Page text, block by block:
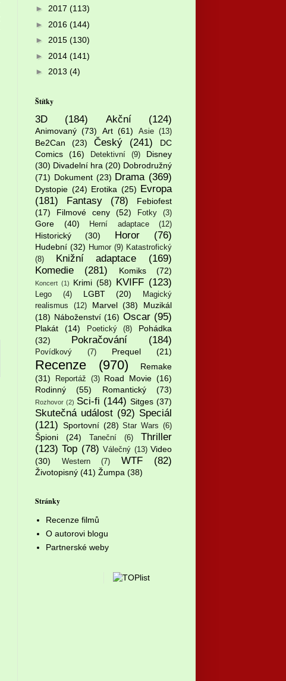
► 2017 (113)
► 2016 (144)
► 2015 (130)
► 2014 (141)
► 2013 (4)
Štítky
3D (184) Akční (124)
Animovaný (73) Art (61) Asie (13)
Be2Can (23) Český (241)
DC
Comics
(16) Detektivní (9)
Disney
(30) Divadelní hra (20) Dobrodružný
(71) Dokument (23) Drama (369)
Dystopie (24) Erotika (25) Evropa
(181)
Fantasy (78)
Febiofest
(17)
Filmové ceny (52) Fotky (3)
Gore (40) Herní adaptace (12)
Historický (30) Horor (76)
Hudební (32) Humor (9) Katastrofický
(8)
Knižní adaptace
(169)
Komedie
(281) Komiks (72)
Koncert (1) Krimi (58) KVIFF (123)
Lego (4) LGBT (20)
Magický
realismus
(12) Marvel (38)
Muzikál
(18) Náboženství (16) Oscar (95)
Plakát (14) Poetický (8)
Pohádka
(32)
Pokračování (184)
Povídkový (7) Prequel (21)
Recenze (970)
Remake
(31)
Reportáž (3) Road Movie (16)
Rodinný
(55) Romantický (73)
Rozhovor (2) Sci-fi (144) Sitges (37)
Skutečná událost (92) Speciál
(121) Sportovní (28) Star Wars (6)
Špioni (24) Taneční (6)
Thriller
(123) Top (78) Válečný (13) Video
(30)
Western (7) WTF (82)
Životopisný (41) Žumpa (38)
Stránky
Recenze filmů
O autorovi blogu
Partnerské weby